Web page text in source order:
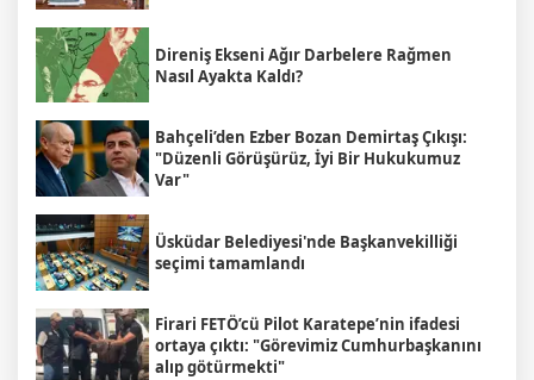
Direniş Ekseni Ağır Darbelere Rağmen
Nasıl Ayakta Kaldı?
Bahçeli’den Ezber Bozan Demirtaş Çıkışı:
"Düzenli Görüşürüz, İyi Bir Hukukumuz
Var"
Üsküdar Belediyesi'nde Başkanvekilliği
seçimi tamamlandı
Firari FETÖ’cü Pilot Karatepe’nin ifadesi
ortaya çıktı: "Görevimiz Cumhurbaşkanını
alıp götürmekti"